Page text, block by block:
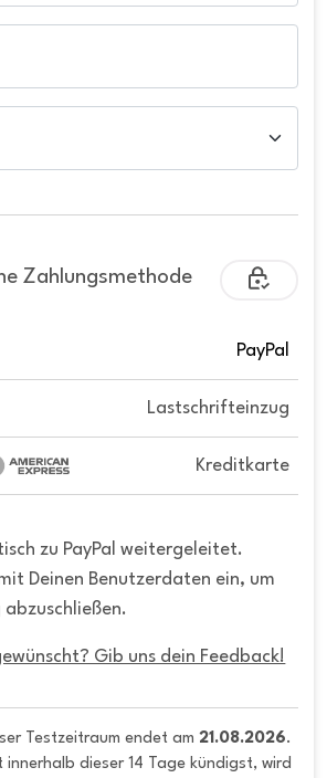
Zahlungsmethode
PayPal
Lastschrifteinzug
Kreditkarte
zu PayPal weitergeleitet.
Deinen Benutzerdaten ein, um
Gib uns dein Feedback!
Testzeitraum endet am 21.08.2026.
innerhalb dieser 14 Tage kündigst, wird